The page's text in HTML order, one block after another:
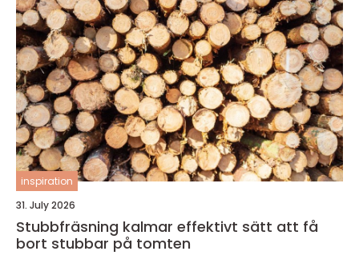
inspiration
31. July 2026
Stubbfräsning kalmar effektivt sätt att få
bort stubbar på tomten